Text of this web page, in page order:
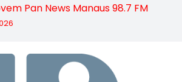
Pan News Manaus 98.7 FM